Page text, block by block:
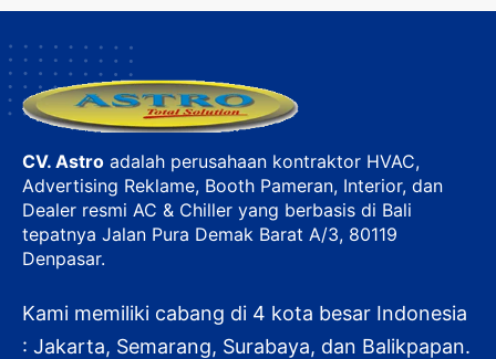
CV. Astro adalah perusahaan kontraktor HVAC,
Advertising Reklame, Booth Pameran, Interior, dan
Dealer resmi AC & Chiller yang berbasis di Bali
tepatnya Jalan Pura Demak Barat A/3, 80119
Denpasar.
Kami memiliki cabang di 4 kota besar Indonesia
: Jakarta, Semarang, Surabaya, dan Balikpapan.